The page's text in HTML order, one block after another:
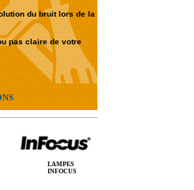
du bruit lors de la
pas claire de votre
LAMPES
INFOCUS